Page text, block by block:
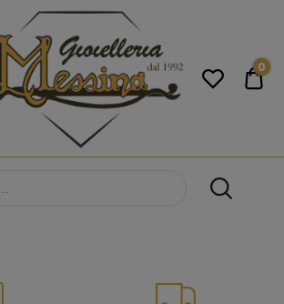
Acquista online i migliori
0